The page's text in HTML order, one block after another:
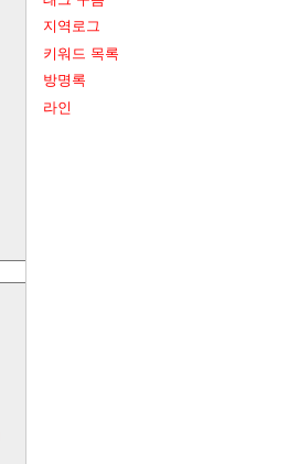
지역로그
키워드 목록
방명록
라인